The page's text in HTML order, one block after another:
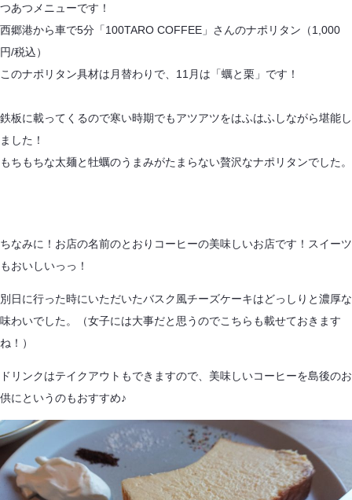
つあつメニューです！
西郷港から車で5分「100TARO COFFEE」さんのナポリタン（1,000
円/税込）
このナポリタン具材は月替わりで、11月は「蠣と栗」です！
鉄板に載ってくるので寒い時期でもアツアツをはふはふしながら堪能し
ました！
もちもちな太麺と牡蠣のうまみがたまらない贅沢なナポリタンでした。
ちなみに！お店の名前のとおりコーヒーの美味しいお店です！スイーツ
もおいしいっっ！
別日に行った時にいただいたバスク風チーズケーキはどっしりと濃厚な
味わいでした。（女子には大事だと思うのでこちらも載せておきます
ね！）
ドリンクはテイクアウトもできますので、美味しいコーヒーを島後のお
供にというのもおすすめ♪